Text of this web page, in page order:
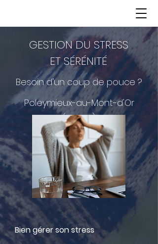
GESTION DU STRESS
ET SÉRÉNITÉ
Besoin d'un coup de pouce ?
Poleymieux-au-Mont-d'Or
(69250)
Bien gérer son stress